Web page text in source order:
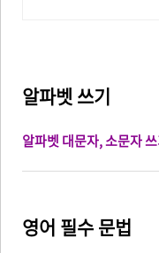
알파벳 쓰기
알파벳 대문자, 소문자
영어 필수 문법